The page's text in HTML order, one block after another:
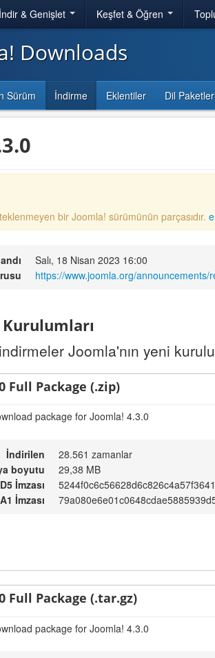
İndir & Genişlet Keşfet & Öğren
Downloads
Sürüm İndirme Eklentiler Dil
bir Joomla! sürümünün parçasıdır.
Salı, 18 Nisan 2023 16:00
https://www.joomla.org/
Joomla'nın yeni
Full Package (.zip)
package for Joomla! 4.3.0
İndirilen
28.561 zamanlar
boyutu
29,38 MB
İmzası
İmzası
Full Package (.tar.gz)
package for Joomla! 4.3.0